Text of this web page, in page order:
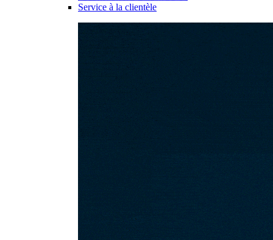
Service à la clientèle